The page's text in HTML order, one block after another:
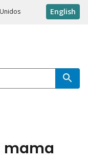
English
mama